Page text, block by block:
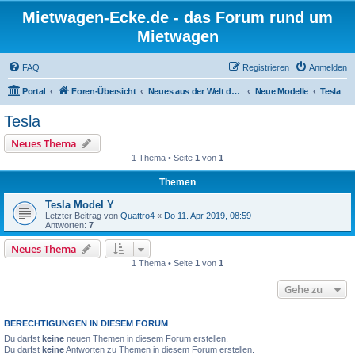
Mietwagen-Ecke.de - das Forum rund um
Mietwagen
FAQ Anmelden
Registrieren
Portal Foren-Übersicht Neues aus der Welt der Autos Neue Modelle Tesla
Tesla
Neues Thema
1 Thema • Seite 1 von 1
Themen
Tesla Model Y
Letzter Beitrag von Quattro4 « Do 11. Apr 2019, 08:59
Antworten: 7
Neues Thema
1 Thema • Seite 1 von 1
Gehe zu
BERECHTIGUNGEN IN DIESEM FORUM
Du darfst keine neuen Themen in diesem Forum erstellen.
Du darfst keineAntworten zu Themen in diesem Forum erstellen.